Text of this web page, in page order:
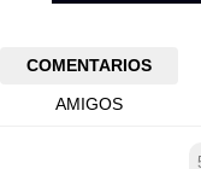
COMENTARIOS
AMIGOS